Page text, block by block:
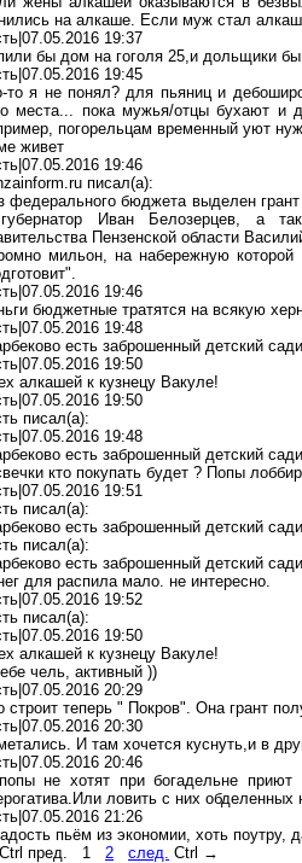
на алкаше. Если муж стал
19:37
бы дом на гоголя 25,и дольщики
19:45
то я не понял? для пьяниц и
места... пока мужья/отцы бухают и
погорельцам временный уют
живет
|07.05.2016 19:46
писал(a):
федерального бюджета выделен
Иван Белозерцев, а
Пензенской области
мильон, нанабережную
19:46
бюджетные тратятся на всякую
19:48
есть заброшенный детский
19:50
алкашей к кузнецу Вакуле!
19:50
писал(a):
19:48
есть заброшенный детский
кто покупать будет ? Попы
19:51
писал(a):
есть заброшенный детский
писал(a):
есть заброшенный детский
для распила мало. не интересно.
19:52
писал(a):
19:50
алкашей к кузнецу Вакуле!
чель, активный ))
20:29
строит теперь " Покров". Она грант
20:30
И там хочется куснуть,и в
20:46
не хотят при богадельне
.Или ловить с них обделенных
21:26
пьём из экономии, хоть
Ctrl пред. 1 2 след. Ctrl →